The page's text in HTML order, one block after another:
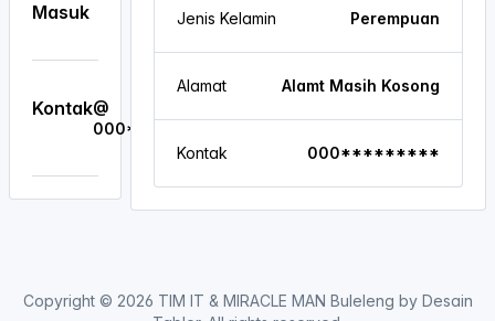
Masuk
Kontak@
000*********
Jenis Kelamin Perempuan
Alamat Alamt Masih Kosong
Kontak 000*********
Copyright © 2026 TIM IT & MIRACLE MAN Buleleng by Desain